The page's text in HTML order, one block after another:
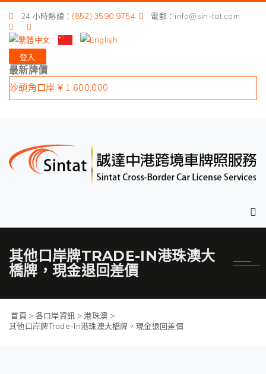
24 小時熱線： (852) 3590 9754 電郵：info@sin-tat.com
登入
最新牌價
港珠澳大橋 ¥ 400,000
深圳灣口岸 ¥ 1,400,000
皇崗口岸 ¥ 1,900,000
蓮塘口岸 ¥ 1,400,000
沙頭角口岸 ¥ 1,600,000
深圳灣口岸 ¥ 1,400,000
皇崗口岸 ¥ 1,900,000
蓮塘口岸 ¥ 1,400,000
其他口岸牌TRADE-IN港珠澳大
橋牌，現金退回差價
首頁 > 各口岸資訊 > 港珠澳 >
其他口岸牌Trade-In港珠澳大橋牌，現金退回差價